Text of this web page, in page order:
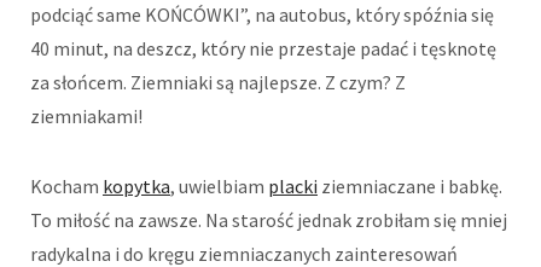
podciąć same KOŃCÓWKI”, na autobus, który spóźnia się
40 minut, na deszcz, który nie przestaje padać i tęsknotę
za słońcem. Ziemniaki są najlepsze. Z czym? Z
ziemniakami!
Kocham kopytka, uwielbiam placki ziemniaczane i babkę.
To miłość na zawsze. Na starość jednak zrobiłam się mniej
radykalna i do kręgu ziemniaczanych zainteresowań